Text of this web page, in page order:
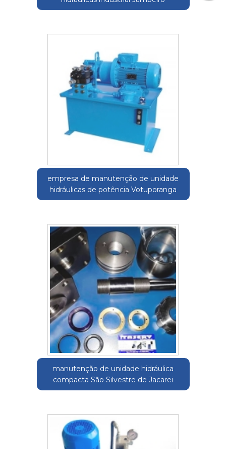
empresa de manutenção de unidade
hidráulicas de potência Votuporanga
manutenção de unidade hidráulica
compacta São Silvestre de Jacarei